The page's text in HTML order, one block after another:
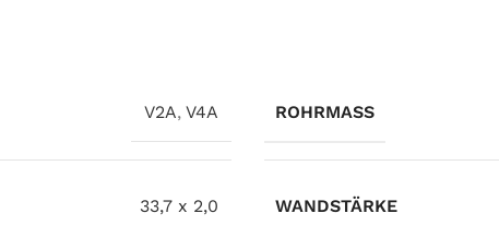
V2A, V4A ROHRMASS
33,7 x 2,0 WANDSTÄRKE